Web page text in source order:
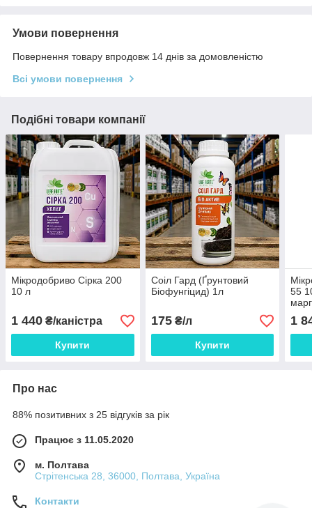
Умови повернення
Повернення товару впродовж 14 днів за домовленістю
Всі умови повернення
Подібні товари компанії
Мікродобриво Сірка 200
10 л
1 440 ₴/каністра
Купити
Соіл Гард (Ґрунтовий
Біофунгіцид) 1л
175₴/л
Купити
55
1
Про нас
88% позитивних з 25 відгуків за рік
Працює з 11.05.2020
м. Полтава
Стрітенська 28, 36000, Полтава, Україна
Контакти